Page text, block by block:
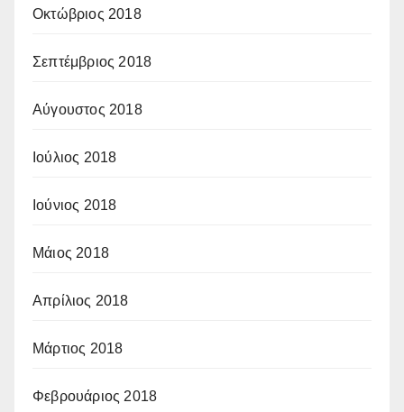
Οκτώβριος 2018
Σεπτέμβριος 2018
Αύγουστος 2018
Ιούλιος 2018
Ιούνιος 2018
Μάιος 2018
Απρίλιος 2018
Μάρτιος 2018
Φεβρουάριος 2018